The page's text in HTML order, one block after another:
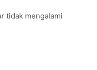
tidak mengalami